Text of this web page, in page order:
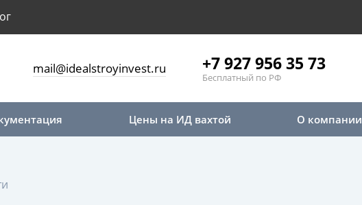
mail@idealstroyinvest.ru +7 927 956 35 73
Бесплатный по РФ
Цены на ИД вахтой О компании